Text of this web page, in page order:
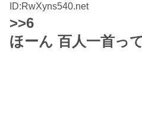
ID:RwXyns540.net
>>6
ほーん 百人一首っ